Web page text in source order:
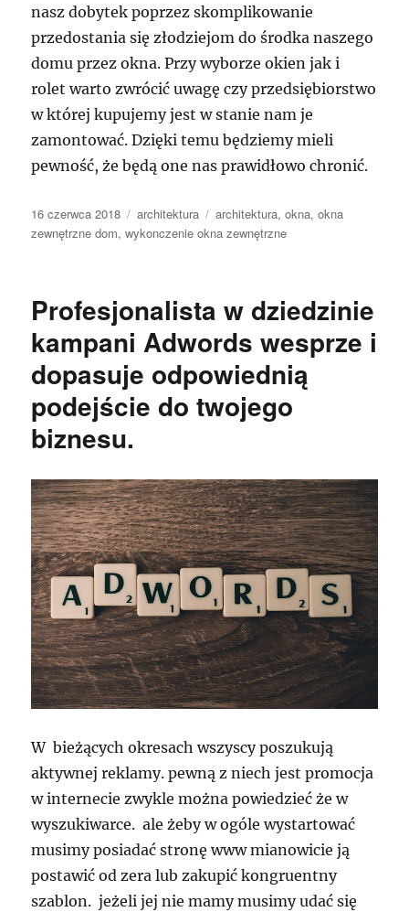
nasz dobytek poprzez skomplikowanie
przedostania się złodziejom do środka naszego
domu przez okna. Przy wyborze okien jak i
rolet warto zwrócić uwagę czy przedsiębiorstwo
w której kupujemy jest w stanie nam je
zamontować. Dzięki temu będziemy mieli
pewność, że będą one nas prawidłowo chronić.
Data
publikacji
16 czerwca 2018 Kategorie
architektura Tagi
architektura,okna,okna
zewnętrzne dom,wykonczenie okna zewnętrzne
Profesjonalista w dziedzinie
kampani Adwords wesprze i
dopasuje odpowiednią
podejście do twojego
biznesu.
W bieżących okresach wszyscy poszukują
aktywnej reklamy. pewną z niech jest promocja
w internecie zwykle można powiedzieć że w
wyszukiwarce. ale żeby w ogóle wystartować
musimy posiadać stronę www mianowicie ją
postawić od zera lub zakupić kongruentny
szablon. jeżeli jej nie mamy musimy udać się